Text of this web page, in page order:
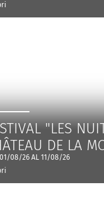
"LES
DE LA
01/08/26 AL 11/08/26